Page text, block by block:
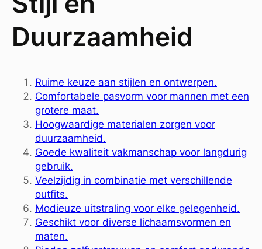
Duurzaamheid
Ruime keuze aan stijlen en ontwerpen.
Comfortabele pasvorm voor mannen met een
grotere maat.
Hoogwaardige materialen zorgen voor
duurzaamheid.
Goede kwaliteit vakmanschap voor langdurig
gebruik.
Veelzijdig in combinatie met verschillende
outfits.
Modieuze uitstraling voor elke gelegenheid.
Geschikt voor diverse lichaamsvormen en
maten.